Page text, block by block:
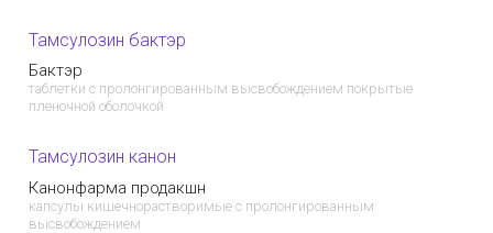
Тамсулозин бактэр
Бактэр
таблетки с пролонгированным высвобождением покрытые
пленочной оболочкой
Тамсулозин канон
Канонфарма продакшн
капсулы кишечнорастворимые с пролонгированным
высвобождением